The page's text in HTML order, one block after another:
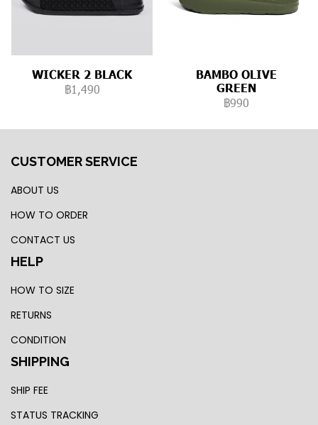
WICKER 2 BLACK
฿1,490
BAMBO OLIVE
GREEN
฿990
CUSTOMER SERVICE
ABOUT US
HOW TO ORDER
CONTACT US
HELP
HOW TO SIZE
RETURNS
CONDITION
SHIPPING
SHIP FEE
STATUS TRACKING